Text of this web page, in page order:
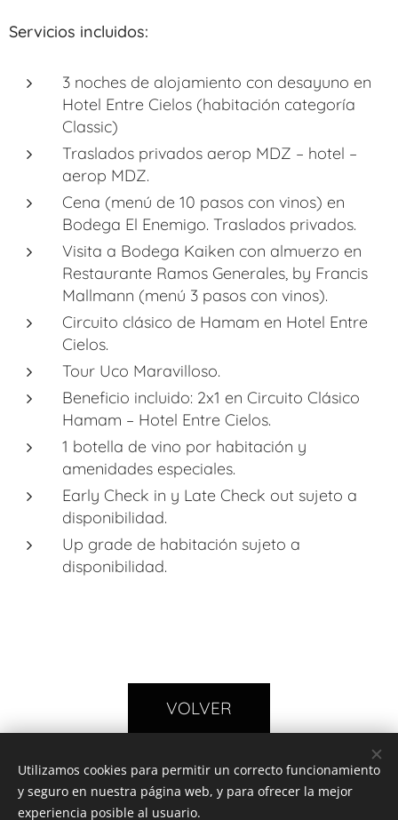
Servicios incluidos:
3 noches de alojamiento con desayuno en
Hotel Entre Cielos (habitación categoría
Classic)
Traslados privados aerop MDZ – hotel –
aerop MDZ.
Cena (menú de 10 pasos con vinos) en
Bodega El Enemigo. Traslados privados.
Visita a Bodega Kaiken con almuerzo en
Restaurante Ramos Generales, by Francis
Mallmann (menú 3 pasos con vinos).
Circuito clásico de Hamam en Hotel Entre
Cielos.
Tour Uco Maravilloso.
Beneficio incluido: 2x1 en Circuito Clásico
Hamam – Hotel Entre Cielos.
1 botella de vino por habitación y
amenidades especiales.
Early Check in y Late Check out sujeto a
disponibilidad.
Up grade de habitación sujeto a
disponibilidad.
VOLVER
Utilizamos cookies para permitir un correcto funcionamiento
y seguro en nuestra página web, y para ofrecer la mejor
experiencia posible al usuario.